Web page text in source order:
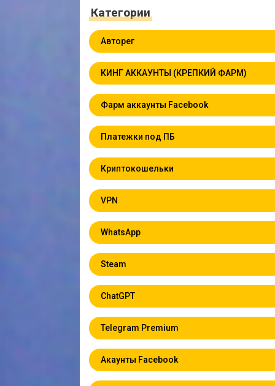
Категории
Авторег
КИНГ АККАУНТЫ (КРЕПКИЙ ФАРМ)
Фарм аккаунты Facebook
Платежки под ПБ
Криптокошельки
VPN
WhatsApp
Steam
ChatGPT
Telegram Premium
Акаунты Facebook